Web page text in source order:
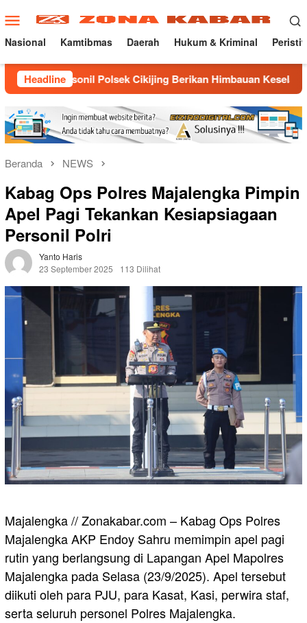
ke
konten
Menu
Mobile
Nasional Kamtibmas Daerah Hukum & Kriminal
Headline
Polsek Cikijing Berikan Himbauan Keselamatan dan
Beranda NEWS
Kabag Ops Polres Majalengka Pimpin
Apel Pagi Tekankan Kesiapsiagaan
Personil Polri
Yanto Haris
23 September 2025
113 Dilihat
Majalengka // Zonakabar.com – Kabag Ops Polres
Majalengka AKP Endoy Sahru memimpin apel pagi
rutin yang berlangsung di Lapangan Apel Mapolres
Majalengka pada Selasa (23/9/2025). Apel tersebut
diikuti oleh para PJU, para Kasat, Kasi, perwira staf,
serta seluruh personel Polres Majalengka.